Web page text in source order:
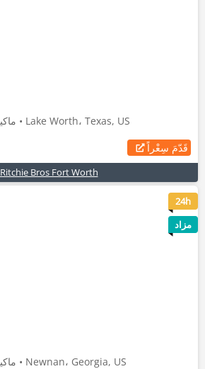
ماكينات جز العشب • 2026 • Lake Worth، Texas, US
قَدّمَ سِعْراً
Ritchie Bros Fort Worth
6
ماكينات جز العشب • 2026 • Newnan، Georgia, US
24h
مزاد